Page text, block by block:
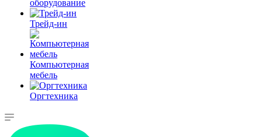
оборудование
Трейд-ин
Компьютерная
мебель
Оргтехника